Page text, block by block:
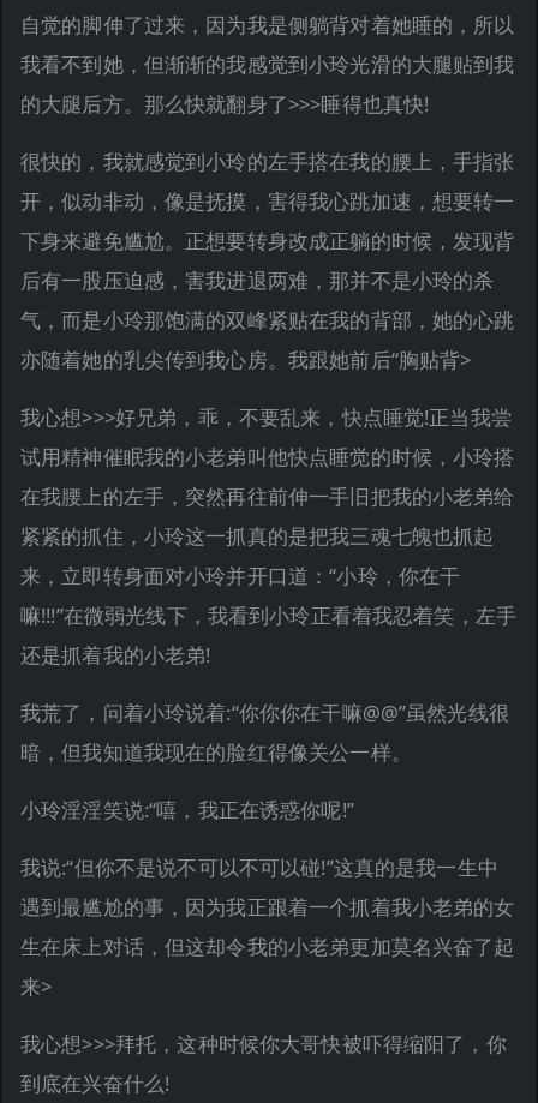
自觉的脚伸了过来，因为我是侧躺背对着她睡的，所以
我看不到她，但渐渐的我感觉到小玲光滑的大腿贴到我
的大腿后方。那么快就翻身了>>>睡得也真快!
很快的，我就感觉到小玲的左手搭在我的腰上，手指张
开，似动非动，像是抚摸，害得我心跳加速，想要转一
下身来避免尴尬。正想要转身改成正躺的时候，发现背
后有一股压迫感，害我进退两难，那并不是小玲的杀
气，而是小玲那饱满的双峰紧贴在我的背部，她的心跳
亦随着她的乳尖传到我心房。我跟她前后“胸贴背>
我心想>>>好兄弟，乖，不要乱来，快点睡觉!正当我尝
试用精神催眠我的小老弟叫他快点睡觉的时候，小玲搭
在我腰上的左手，突然再往前伸一手旧把我的小老弟给
紧紧的抓住，小玲这一抓真的是把我三魂七魄也抓起
来，立即转身面对小玲并开口道：“小玲，你在干
嘛!!!”在微弱光线下，我看到小玲正看着我忍着笑，左手
还是抓着我的小老弟!
我荒了，问着小玲说着:“你你你在干嘛@@”虽然光线很
暗，但我知道我现在的脸红得像关公一样。
小玲淫淫笑说:“嘻，我正在诱惑你呢!”
我说:“但你不是说不可以不可以碰!”这真的是我一生中
遇到最尴尬的事，因为我正跟着一个抓着我小老弟的女
生在床上对话，但这却令我的小老弟更加莫名兴奋了起
来>
我心想>>>拜托，这种时候你大哥快被吓得缩阳了，你
到底在兴奋什么!